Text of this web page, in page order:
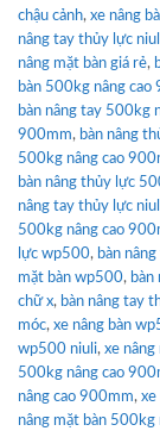
chậu cảnh, xe nâng
nâng tay thủy lực
nâng mặt bàn giá rẻ,
bàn 500kg nâng
bàn nâng tay 500kg
900mm, bàn nâng
500kg nâng cao
bàn nâng thủy lực
nâng tay thủy lực
500kg nâng cao
lực wp500, bàn
mặt bàn wp500, bàn
chữ x, bàn nâng tay
móc, xe nâng bàn
wp500 niuli, xe
500kg nâng cao
nâng cao 900mm, xe
nâng mặt bàn